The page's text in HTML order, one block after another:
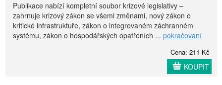
Publikace nabízí kompletní soubor krizové legislativy –
zahrnuje krizový zákon se všemi změnami, nový zákon o
kritické infrastruktuře, zákon o integrovaném záchranném
systému, zákon o hospodářských opatřeních ... pokračování
Cena: 211 Kč
KOUPIT